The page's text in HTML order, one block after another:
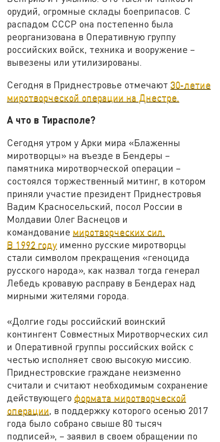
орудий, огромные склады боеприпасов. С
распадом СССР она постепенно была
реорганизована в Оперативную группу
российских войск, техника и вооружение –
вывезены или утилизированы.
Сегодня в Приднестровье отмечают30-летие
миротворческой операции на Днестре.
А что в Тирасполе?
Сегодня утром у Арки мира «Блаженны
миротворцы» на въезде в Бендеры –
памятника миротворческой операции –
состоялся торжественный митинг, в котором
приняли участие президент Приднестровья
Вадим Красносельский, посол России в
Молдавии Олег Васнецов и
командование миротворческих сил.
В 1992 году именно русские миротворцы
стали символом прекращения «геноцида
русского народа», как назвал тогда генерал
Лебедь кровавую расправу в Бендерах над
мирными жителями города.
«Долгие годы российский воинский
контингент Совместных Миротворческих сил
и Оперативной группы российских войск с
честью исполняет свою высокую миссию.
Приднестровские граждане неизменно
считали и считают необходимым сохранение
действующегоформата миротворческой
операции, в поддержку которого осенью 2017
года было собрано свыше 80 тысяч
подписей», – заявил в своем обращении по